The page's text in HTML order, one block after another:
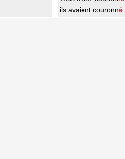
ils avaient couronné